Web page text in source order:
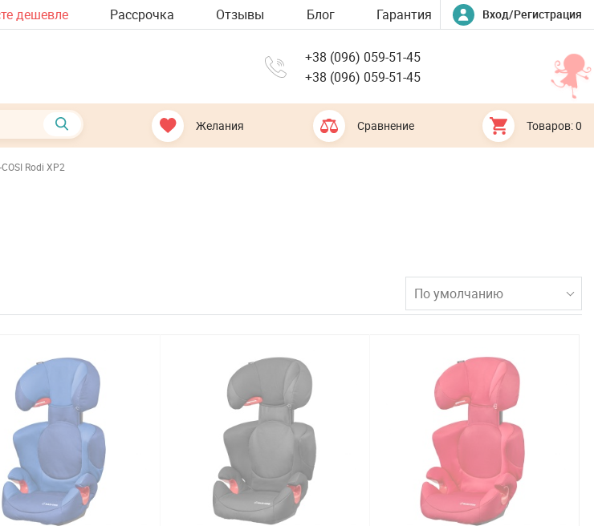
дешевле Рассрочка Отзывы Блог Гарантия Вход/Регистрация
+38 (096) 059-51-45
+38 (096) 059-51-45
Желания Сравнение Товаров: 0
Rodi XP2
По умолчанию